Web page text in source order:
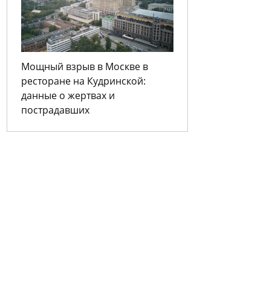
Мощный взрыв в Москве в
ресторане на Кудринской:
данные о жертвах и
пострадавших